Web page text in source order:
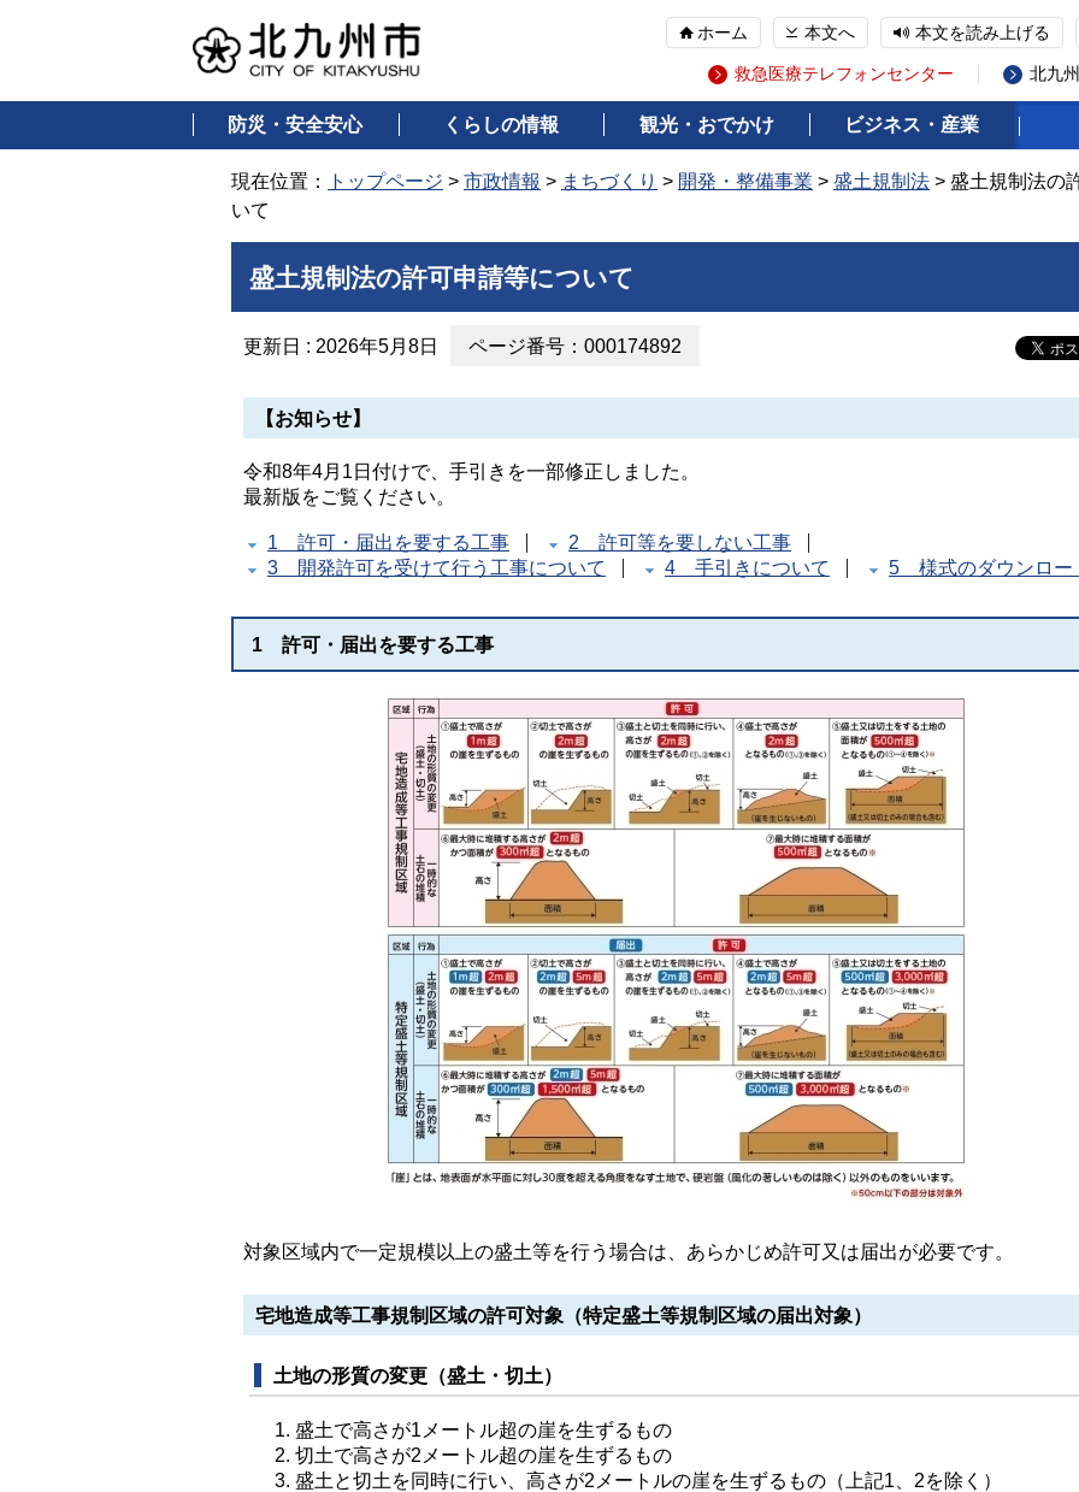
ホーム 本文へ 本文を読み上げる
救急医療テレフォンセンター 北九
防災・安全安心 くらしの情報 観光・おでかけ ビジネス・産業
現在位置： トップページ > 市政情報 > まちづくり > 開発・整備事業 > 盛土規制法 > 盛土規制法の
いて
盛土規制法の許可申請等について
更新日 : 2026年5月8日 ページ番号：000174892
【お知らせ】
令和8年4月1日付けで、手引きを一部修正しました。
最新版をご覧ください。
1 許可・届出を要する工事
2 許可等を要しない工事
3 開発許可を受けて行う工事について
4 手引きについて 5 様式のダウンロー
1 許可・届出を要する工事
対象区域内で一定規模以上の盛土等を行う場合は、あらかじめ許可又は届出が必要です。
宅地造成等工事規制区域の許可対象（特定盛土等規制区域の届出対象）
土地の形質の変更（盛土・切土）
盛土で高さが1メートル超の崖を生ずるもの
切土で高さが2メートル超の崖を生ずるもの
盛土と切土を同時に行い、高さが2メートルの崖を生ずるもの（上記1、2を除く）